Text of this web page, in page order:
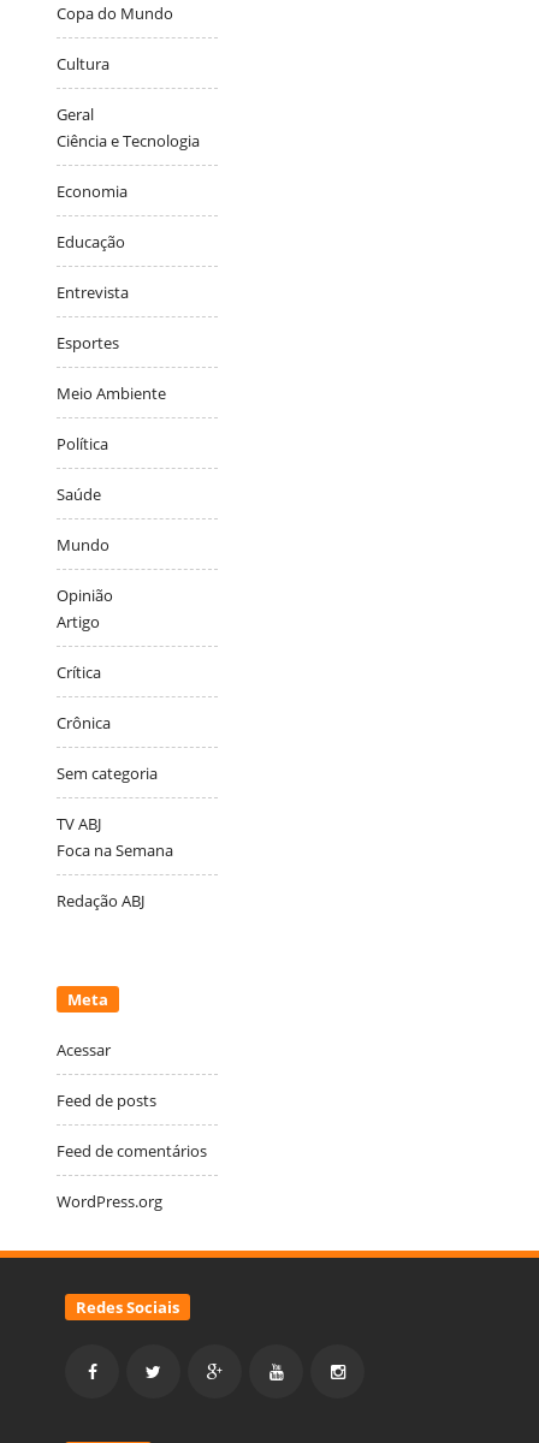
Copa do Mundo
Cultura
Geral
Ciência e Tecnologia
Economia
Educação
Entrevista
Esportes
Meio Ambiente
Política
Saúde
Mundo
Opinião
Artigo
Crítica
Crônica
Sem categoria
TV ABJ
Foca na Semana
Redação ABJ
Meta
Acessar
Feed de posts
Feed de comentários
WordPress.org
Redes Sociais